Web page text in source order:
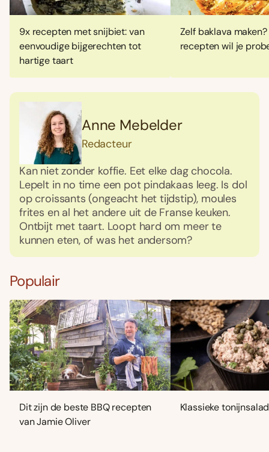
9x recepten met snijbiet: van
eenvoudige bijgerechten tot
hartige taart
Zelf baklava
recepten wil je
Anne Mebelder
Redacteur
Kan niet zonder koffie. Eet elke dag chocola.
Lepelt in no time een pot pindakaas leeg. Is dol
op croissants (ongeacht het tijdstip), moules
frites en al het andere uit de Franse keuken.
Ontbijt met taart. Loopt hard om meer te
kunnen eten, of was het andersom?
Populair
Dit zijn de beste BBQ recepten
van Jamie Oliver
Klassieke